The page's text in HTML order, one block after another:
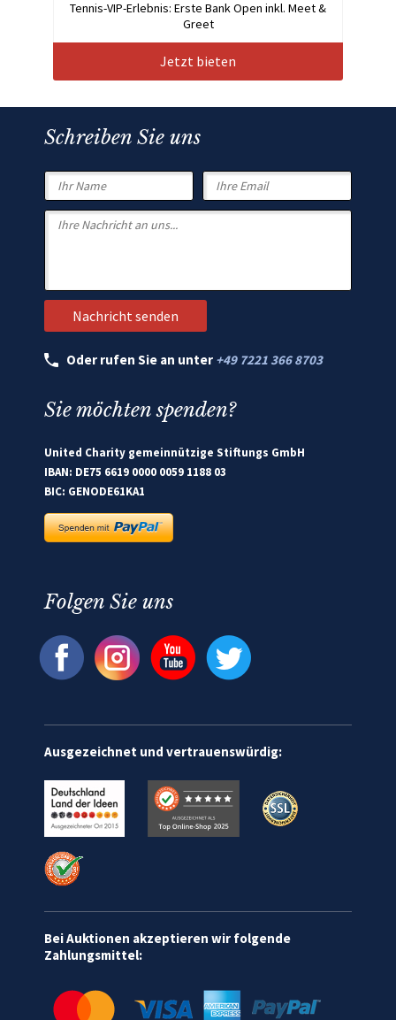
Tennis-VIP-Erlebnis: Erste Bank Open inkl. Meet &
Greet
Jetzt bieten
Schreiben Sie uns
Oder rufen Sie an unter +49 7221 366 8703
Sie möchten spenden?
United Charity gemeinnützige Stiftungs GmbH
IBAN: DE75 6619 0000 0059 1188 03
BIC: GENODE61KA1
Folgen Sie uns
Ausgezeichnet und vertrauenswürdig:
Bei Auktionen akzeptieren wir folgende
Zahlungsmittel: